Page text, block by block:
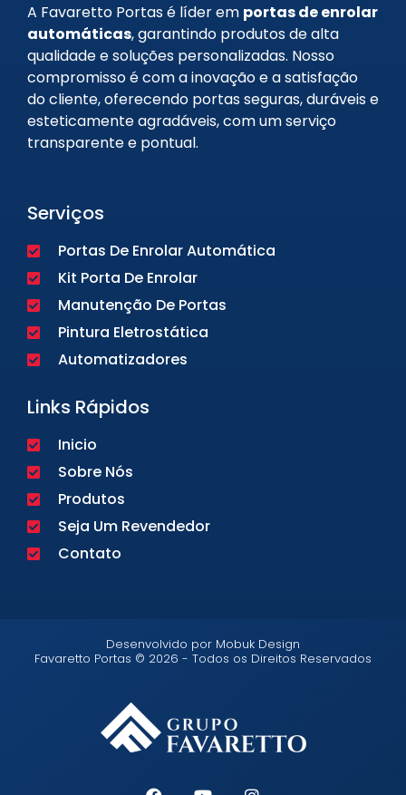
A Favaretto Portas é líder em portas de enrolar
automáticas, garantindo produtos de alta
qualidade e soluções personalizadas. Nosso
compromisso é com a inovação e a satisfação
do cliente, oferecendo portas seguras, duráveis e
esteticamente agradáveis, com um serviço
transparente e pontual.
Serviços
Portas De Enrolar Automática
Kit Porta De Enrolar
Manutenção De Portas
Pintura Eletrostática
Automatizadores
Links Rápidos
Inicio
Sobre Nós
Produtos
Seja Um Revendedor
Contato
Desenvolvido por Mobuk Design
Favaretto Portas © 2026 - Todos os Direitos Reservados